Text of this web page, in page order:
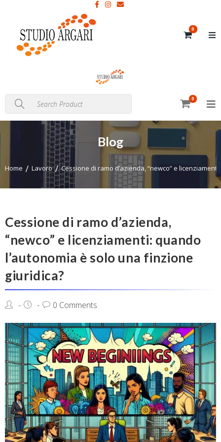
0
0
Blog
Home Lavoro Cessione di ramo d’azienda, “newco” e
Cessione di ramo d’azienda,
“newco” e licenziamenti: quando
l’autonomia è solo una finzione
giuridica?
0 Comments